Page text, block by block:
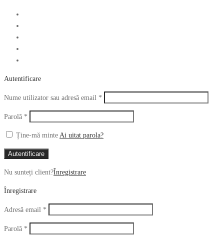
Autentificare
Nume utilizator sau adresă email *
Parolă *
Ține-mă minte Ai uitat parola?
Autentificare
Nu sunteți client?Înregistrare
Înregistrare
Adresă email *
Parolă *